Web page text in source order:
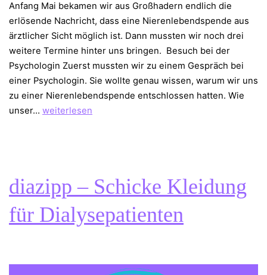
Anfang Mai bekamen wir aus Großhadern endlich die
erlösende Nachricht, dass eine Nierenlebendspende aus
ärztlicher Sicht möglich ist. Dann mussten wir noch drei
weitere Termine hinter uns bringen. Besuch bei der
Psychologin Zuerst mussten wir zu einem Gespräch bei
einer Psychologin. Sie wollte genau wissen, warum wir uns
zu einer Nierenlebendspende entschlossen hatten. Wie
unser… Nierenlebendspende
weiterlesen
diazipp – Schicke Kleidung
für Dialysepatienten